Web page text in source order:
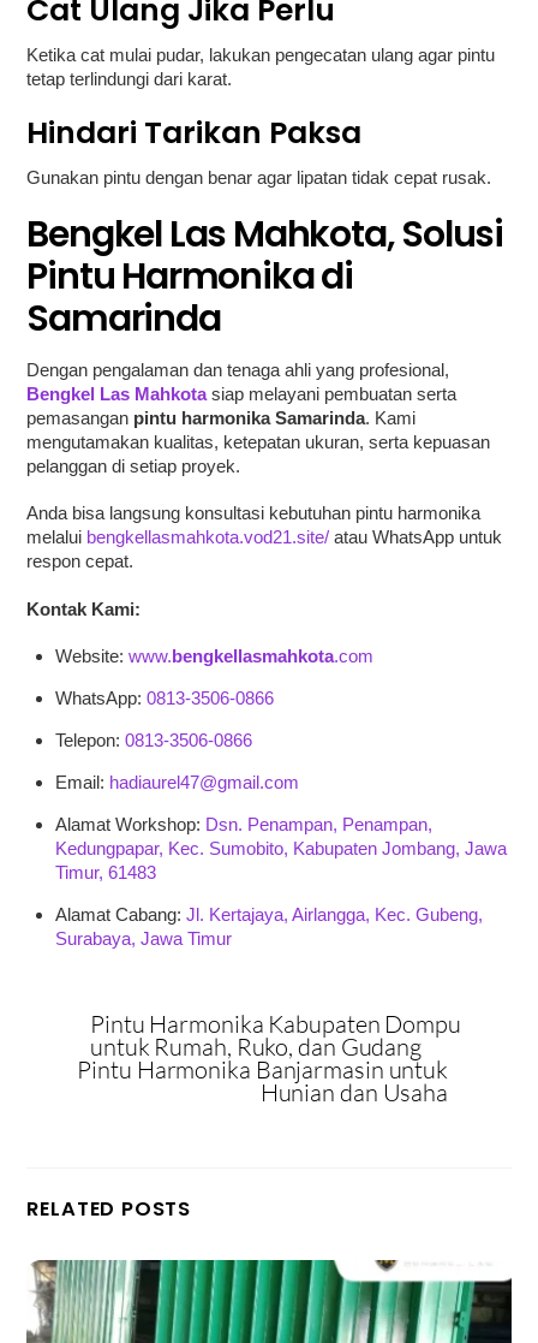
Cat Ulang Jika Perlu
Ketika cat mulai pudar, lakukan pengecatan ulang agar pintu
tetap terlindungi dari karat.
Hindari Tarikan Paksa
Gunakan pintu dengan benar agar lipatan tidak cepat rusak.
Bengkel Las Mahkota, Solusi
Pintu Harmonika di
Samarinda
Dengan pengalaman dan tenaga ahli yang profesional,
Bengkel Las Mahkotasiap melayani pembuatan serta
pemasangan pintu harmonika Samarinda. Kami
mengutamakan kualitas, ketepatan ukuran, serta kepuasan
pelanggan di setiap proyek.
Anda bisa langsung konsultasi kebutuhan pintu harmonika
melalui bengkellasmahkota.vod21.site/ atau WhatsApp untuk
respon cepat.
Kontak Kami:
Website:www.bengkellasmahkota.com
WhatsApp:0813-3506-0866
Telepon:0813-3506-0866
Email: hadiaurel47@gmail.com
Alamat Workshop: Dsn. Penampan, Penampan,
Kedungpapar, Kec. Sumobito, Kabupaten Jombang, Jawa
Timur, 61483
Alamat Cabang:Jl. Kertajaya, Airlangga, Kec. Gubeng,
Surabaya, Jawa Timur
Pintu Harmonika Kabupaten Dompu
untuk Rumah, Ruko, dan Gudang
Pintu Harmonika Banjarmasin untuk
Hunian dan Usaha
RELATED POSTS